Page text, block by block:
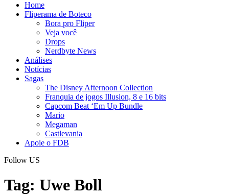
Home
Fliperama de Boteco
Bora pro Fliper
Veja você
Drops
Nerdbyte News
Análises
Notícias
Sagas
The Disney Afternoon Collection
Franquia de jogos Illusion, 8 e 16 bits
Capcom Beat ‘Em Up Bundle
Mario
Megaman
Castlevania
Apoie o FDB
Follow US
Tag: Uwe Boll